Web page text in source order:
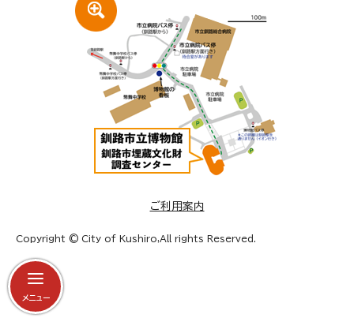
メニュー
ご利用案内
Copyright © City of Kushiro,All rights Reserved.